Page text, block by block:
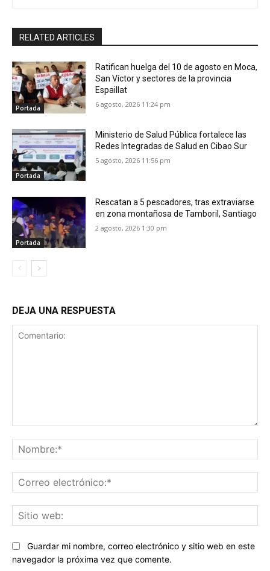
RELATED ARTICLES
Portada
Ratifican huelga del 10 de agosto en Moca,
San Víctor y sectores de la provincia
Espaillat
6 agosto, 2026 11:24 pm
Portada
Ministerio de Salud Pública fortalece las
Redes Integradas de Salud en Cibao Sur
5 agosto, 2026 11:56 pm
Portada
Rescatan a 5 pescadores, tras extraviarse
en zona montañosa de Tamboril, Santiago
2 agosto, 2026 1:30 pm
DEJA UNA RESPUESTA
Guardar mi nombre, correo electrónico y sitio web en este
navegador la próxima vez que comente.